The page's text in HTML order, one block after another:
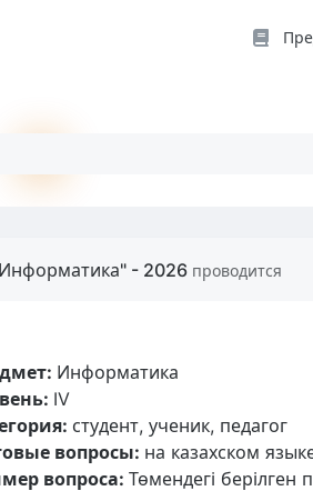
- 2026 проводится
Информатика
IV
студент, ученик, педагог
вопросы: на казахском
вопроса: Төмендегі